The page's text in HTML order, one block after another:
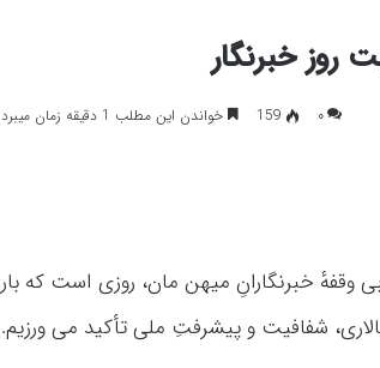
روز خبرنگار
۰ 159 خواندن این مطلب 1 دقیقه زمان میبرد
وقفهٔ خبرنگارانِ میهن مان، روزی است که بار
شفافیت و پیشرفتِ ملی تأکید می ورزیم.